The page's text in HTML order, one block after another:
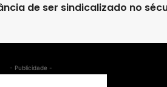
de ser sindicalizado no
- Publicidade -